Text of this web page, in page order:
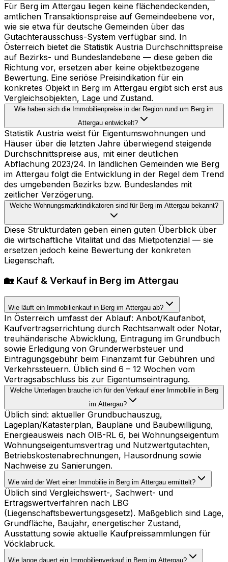
Für Berg im Attergau liegen keine flächendeckenden,
amtlichen Transaktionspreise auf Gemeindeebene vor,
wie sie etwa für deutsche Gemeinden über das
Gutachterausschuss-System verfügbar sind. In
Österreich bietet die Statistik Austria Durchschnittspreise
auf Bezirks- und Bundeslandebene — diese geben die
Richtung vor, ersetzen aber keine objektbezogene
Bewertung. Eine seriöse Preisindikation für ein
konkretes Objekt in Berg im Attergau ergibt sich erst aus
Vergleichsobjekten, Lage und Zustand.
Wie haben sich die Immobilienpreise in der Region rund um Berg im
Attergau entwickelt?
Statistik Austria weist für Eigentumswohnungen und
Häuser über die letzten Jahre überwiegend steigende
Durchschnittspreise aus, mit einer deutlichen
Abflachung 2023/24. In ländlichen Gemeinden wie Berg
im Attergau folgt die Entwicklung in der Regel dem Trend
des umgebenden Bezirks bzw. Bundeslandes mit
zeitlicher Verzögerung.
Welche Wohnungsmarktindikatoren sind für Berg im Attergau bekannt?
Diese Strukturdaten geben einen guten Überblick über
die wirtschaftliche Vitalität und das Mietpotenzial — sie
ersetzen jedoch keine Bewertung der konkreten
Liegenschaft.
🏡 Kauf & Verkauf in Berg im Attergau
Wie läuft ein Immobilienkauf in Berg im Attergau ab?
In Österreich umfasst der Ablauf: Anbot/Kaufanbot,
Kaufvertragserrichtung durch Rechtsanwalt oder Notar,
treuhänderische Abwicklung, Eintragung im Grundbuch
sowie Erledigung von Grunderwerbsteuer und
Eintragungsgebühr beim Finanzamt für Gebühren und
Verkehrssteuern. Üblich sind 6 – 12 Wochen vom
Vertragsabschluss bis zur Eigentumseintragung.
Welche Unterlagen brauche ich für den Verkauf einer Immobilie in Berg
im Attergau?
Üblich sind: aktueller Grundbuchauszug,
Lageplan/Katasterplan, Baupläne und Baubewilligung,
Energieausweis nach OIB-RL 6, bei Wohnungseigentum
Wohnungseigentumsvertrag und Nutzwertgutachten,
Betriebskostenabrechnungen, Hausordnung sowie
Nachweise zu Sanierungen.
Wie wird der Wert einer Immobilie in Berg im Attergau ermittelt?
Üblich sind Vergleichswert-, Sachwert- und
Ertragswertverfahren nach LBG
(Liegenschaftsbewertungsgesetz). Maßgeblich sind Lage,
Grundfläche, Baujahr, energetischer Zustand,
Ausstattung sowie aktuelle Kaufpreissammlungen für
Vöcklabruck.
Wie lange dauert ein Immobilienverkauf in Berg im Attergau?